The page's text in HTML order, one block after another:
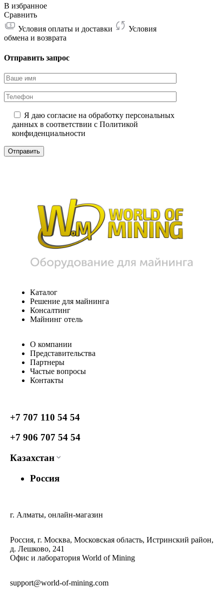
В избранное
Сравнить
Условия оплаты и доставки
Условия
обмена и возврата
Отправить запрос
Я даю согласие на обработку персональных
данных в соответствии с Политикой
конфиденциальности
Каталог
Решение для майнинга
Консалтинг
Майнинг отель
О компании
Представительства
Партнеры
Частые вопросы
Контакты
+7 707 110 54 54
+7 906 707 54 54
Казахстан
Россия
г. Алматы, онлайн-магазин
Россия, г. Москва, Московская область, Истринский район,
д. Лешково, 241
Офис и лаборатория World of Mining
support@world-of-mining.com